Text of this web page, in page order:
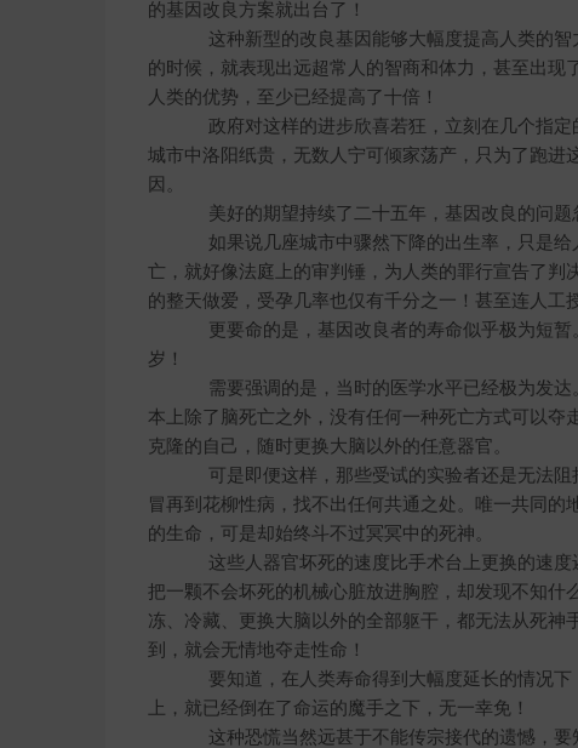
的基因改良方案就出台了！
这种新型的改良基因能够大幅度提高人类的智
的时候，就表现出远超常人的智商和体力，甚至出
人类的优势，至少已经提高了十倍！
政府对这样的进步欣喜若狂，立刻在几个指定
城市中洛阳纸贵，无数人宁可倾家荡产，只为了跑
因。
美好的期望持续了二十五年，基因改良的问题
如果说几座城市中骤然下降的出生率，只是给
亡，就好像法庭上的审判锤，为人类的罪行宣告了
的整天做爱，受孕几率也仅有千分之一！甚至连人工
更要命的是，基因改良者的寿命似乎极为短暂
岁！
需要强调的是，当时的医学水平已经极为发达
本上除了脑死亡之外，没有任何一种死亡方式可以
克隆的自己，随时更换大脑以外的任意器官。
可是即便这样，那些受试的实验者还是无法阻
冒再到花柳性病，找不出任何共通之处。唯一共同
的生命，可是却始终斗不过冥冥中的死神。
这些人器官坏死的速度比手术台上更换的速度
把一颗不会坏死的机械心脏放进胸腔，却发现不知
冻、冷藏、更换大脑以外的全部躯干，都无法从死
到，就会无情地夺走性命！
要知道，在人类寿命得到大幅度延长的情况下
上，就已经倒在了命运的魔手之下，无一幸免！
这种恐慌当然远甚于不能传宗接代的遗憾，要